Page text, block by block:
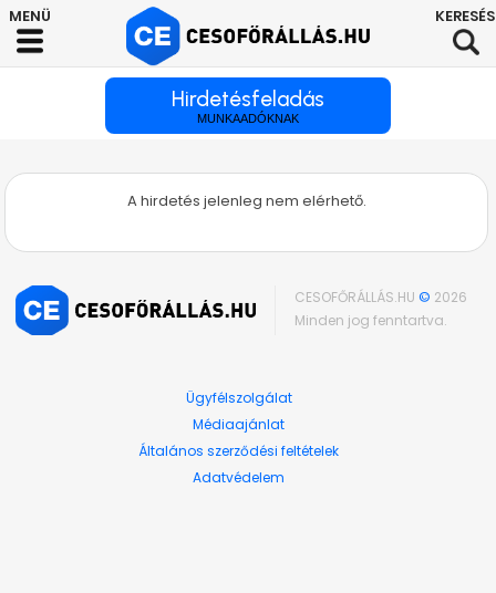
Hirdetésfeladás
MUNKAADÓKNAK
A hirdetés jelenleg nem elérhető.
CESOFŐRÁLLÁS.HU© 2026
Minden jog fenntartva.
Ügyfélszolgálat
Médiaajánlat
Általános szerződési feltételek
Adatvédelem